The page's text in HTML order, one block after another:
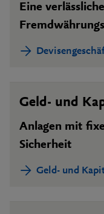
Eine
Geld- und
Anlagen mit
Sicherheit
Geld- und